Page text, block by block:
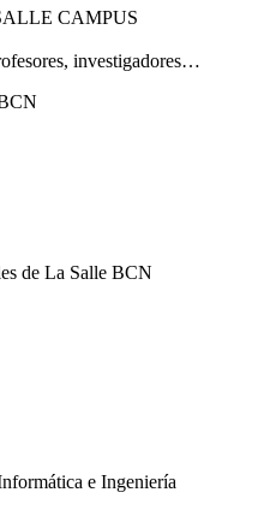
CAMPUS
investigadores…
de La Salle BCN